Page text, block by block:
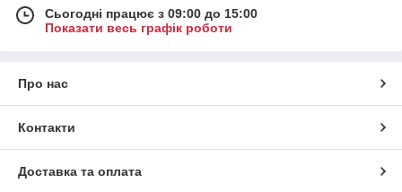
Сьогодні працює з 09:00 до 15:00
Показати весь графік роботи
Про нас
Контакти
Доставка та оплата